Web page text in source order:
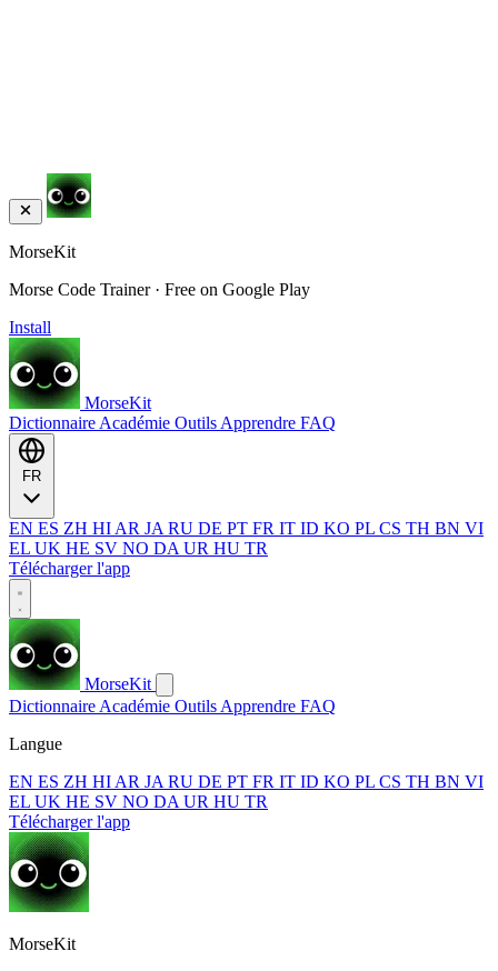
MorseKit
Morse Code Trainer · Free on Google Play
Install
MorseKit
Dictionnaire Académie Outils Apprendre FAQ
EN ES ZH HI AR JA RU DE PT FR IT ID KO PL CS TH BN VI
EL UK HE SV NO DA UR HU TR
Télécharger l'app
MorseKit
Dictionnaire Académie Outils Apprendre FAQ
Langue
EN ES ZH HI AR JA RU DE PT FR IT ID KO PL CS TH BN VI
EL UK HE SV NO DA UR HU TR
Télécharger l'app
MorseKit